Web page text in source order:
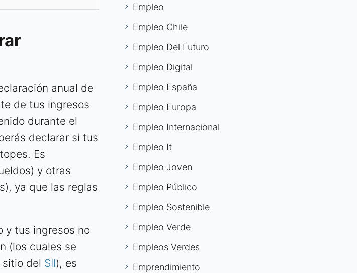
anual de
de tus ingresos
durante el
declarar si tus
Es
y otras
ya que las reglas
y tus ingresos no
(los cuales se
del SII), es
Empleo
Empleo Chile
Empleo Del Futuro
Empleo Digital
Empleo España
Empleo Europa
Empleo Internacional
Empleo It
Empleo Joven
Empleo Público
Empleo Sostenible
Empleo Verde
Empleos Verdes
Emprendimiento